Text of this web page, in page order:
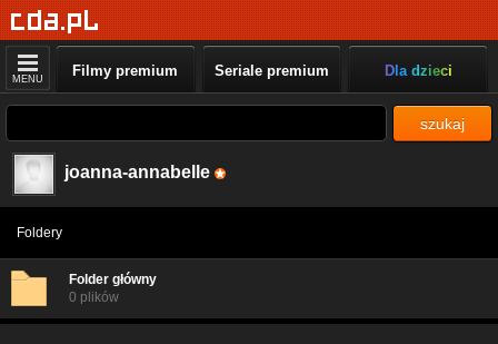
MENU Filmy premium Seriale premium Dla dzieci
szukaj
joanna-annabelle
Foldery
Folder główny
0 plików